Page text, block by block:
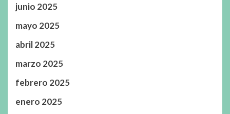
junio 2025
mayo 2025
abril 2025
marzo 2025
febrero 2025
enero 2025